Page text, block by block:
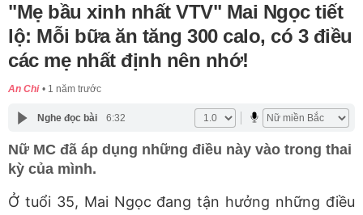
"Mẹ bầu xinh nhất VTV" Mai Ngọc tiết
lộ: Mỗi bữa ăn tăng 300 calo, có 3 điều
các mẹ nhất định nên nhớ!
An Chi 1 năm trước
Nghe đọc bài 6:32
Nữ MC đã áp dụng những điều này vào trong thai
kỳ của mình.
Ở tuổi 35, Mai Ngọc đang tận hưởng những điều